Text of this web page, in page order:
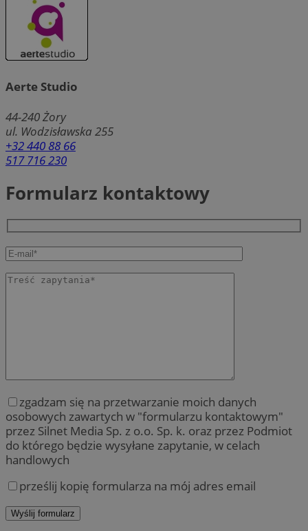
Aerte Studio
44-240Żory
ul. Wodzisławska 255
+32 440 88 66
517 716 230
Formularz kontaktowy
zgadzam się na przetwarzanie moich danych
osobowych zawartych w "formularzu kontaktowym"
przez Silnet Media Sp. z o.o. Sp. k. oraz przez Podmiot
do którego będzie wysyłane zapytanie, w celach
handlowych
prześlij kopię formularza na mój adres email